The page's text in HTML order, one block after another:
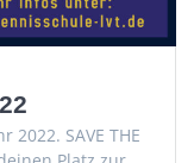
2022. SAVE THE